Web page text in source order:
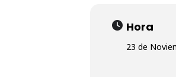
Hora
23 de